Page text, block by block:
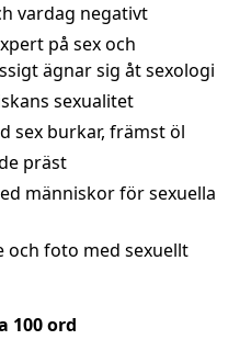
vardag negativt
på sex och
ägnar sig åt sexologi
sexualitet
sex burkar, främst öl
präst
människor för sexuella
och foto med sexuellt
100ord